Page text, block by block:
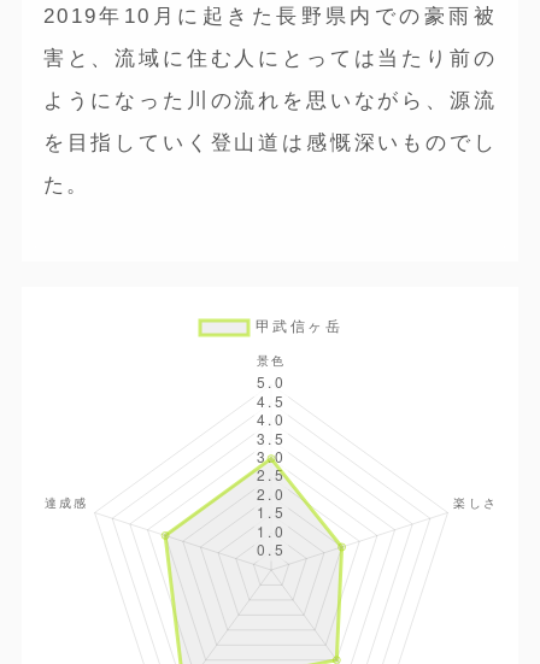
2019年10月に起きた長野県内での豪雨被
害と、流域に住む人にとっては当たり前の
ようになった川の流れを思いながら、源流
を目指していく登山道は感慨深いものでし
た。